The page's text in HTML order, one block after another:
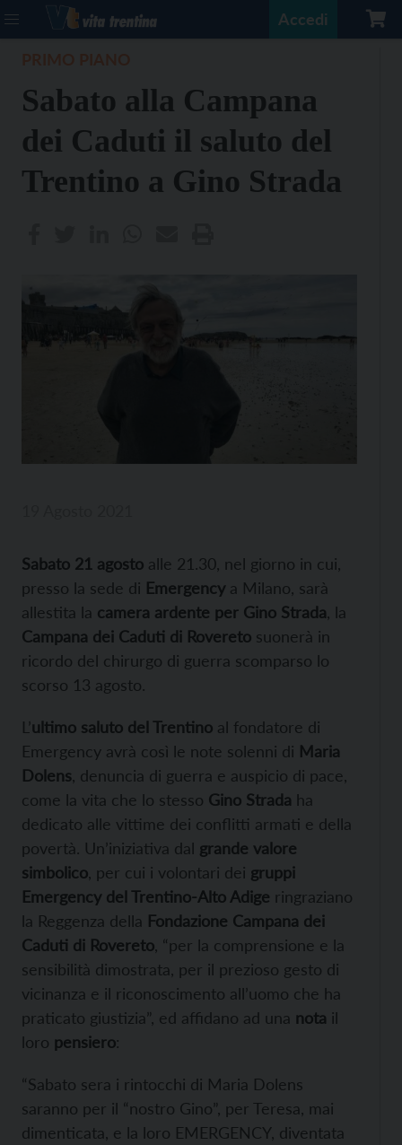
Accedi
Sabato alla Campana
dei Caduti il saluto del
Trentino a Gino Strada
Sabato 21 agosto alle 21.30, nel giorno in cui,
presso la sede di Emergency a Milano, sarà
allestita la camera ardente per Gino Strada , la
Campana dei Caduti di Rovereto suonerà in
ricordo del chirurgo di guerra scomparso lo
scorso 13 agosto.
L’ultimo saluto del Trentino al fondatore di
Emergency avrà così le note solenni di Maria
Dolens , denuncia di guerra e auspicio di pace,
come la vita che lo stesso Gino Strada ha
dedicato alle vittime dei conflitti armati e della
povertà. Un’iniziativa dal grande valore
simbolico , per cui i volontari dei gruppi
Emergency del Trentino-Alto Adige ringraziano
la Reggenza della Fondazione Campana dei
Caduti di Rovereto , “per la comprensione e la
sensibilità dimostrata, per il prezioso gesto di
vicinanza e il riconoscimento all’uomo che ha
praticato giustizia”, ed affidano ad una nota il
loro pensiero:
“Sabato sera i rintocchi di Maria Dolens
saranno per il “nostro Gino”, per Teresa, mai
dimenticata, e la loro EMERGENCY, diventata